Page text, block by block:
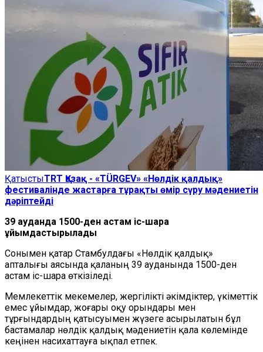
ҚатыстыTRT Қазақ - «TÜRGEV» «Нөлдік қалдық»
фестивалінде жастарға тұрақты өмір сүру мәдениетін
дәріптейді
39 ауданда 1500-ден астам іс-шара
ұйымдастырылады
Сонымен қатар Стамбулдағы «Нөлдік қалдық»
апталығы аясында қаланың 39 ауданында 1500-ден
астам іс-шара өткізіледі.
Мемлекеттік мекемелер, жергілікті әкімдіктер, үкіметтік
емес ұйымдар, жоғары оқу орындары мен
тұрғындардың қатысуымен жүзеге асырылатын бұл
бастамалар нөлдік қалдық мәдениетін қала көлемінде
кеңінен насихаттауға ықпал етпек.